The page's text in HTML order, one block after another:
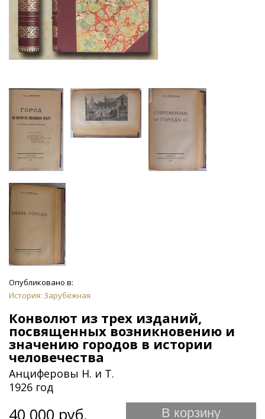
Опубликовано в:
История: Зарубежная
Конволют из трех изданий,
посвященных возникновению и
значению городов в истории
человечества
Анциферовы Н. и Т.
1926 год
40 000 руб. В корзину